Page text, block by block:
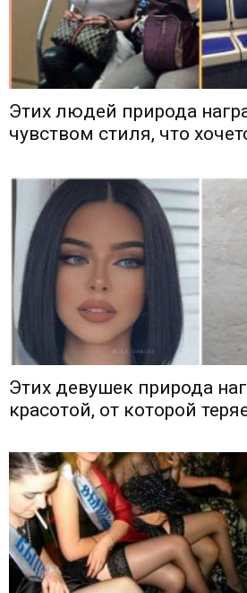
Этих людей природа
чувством стиля, что
Этих девушек природа
красотой, от которой